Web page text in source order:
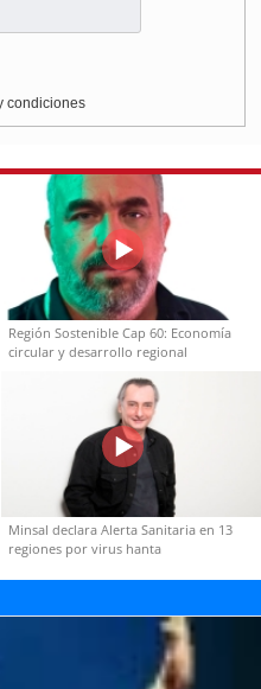
condiciones
Región Sostenible Cap 60: Economía
circular y desarrollo regional
Minsal declara Alerta Sanitaria en 13
regiones por virus hanta